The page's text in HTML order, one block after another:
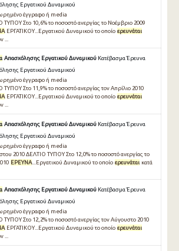
Εργατικού Δυναμικού
έγγραφο ή media
ΤΥΠΟΥ Στο 10,6% το ποσοστό ανεργίας το Νοέμβριο 2009
ΕΡΓΑΤΙΚΟΥ...Εργατικού Δυναμικού το οποίο ερευνάται
...
Απασχόλησης Εργατικού Δυναμικού Κατέβασμα Έρευνα
Εργατικού Δυναμικού
έγγραφο ή media
ΤΥΠΟΥ Στο 11,9% το ποσοστό ανεργίας τον Απρίλιο 2010
ΕΡΓΑΤΙΚΟΥ...Εργατικού Δυναμικού το οποίο ερευνάται
...
Απασχόλησης Εργατικού Δυναμικού Κατέβασμα Έρευνα
Εργατικού Δυναμικού
έγγραφο ή media
2010 ΔΕΛΤΙΟ ΤΥΠΟΥ Στο 12,0% το ποσοστό ανεργίας το
ΕΡΕΥΝΑ...Εργατικού Δυναμικού το οποίο ερευνάται κατά
Απασχόλησης Εργατικού Δυναμικού Κατέβασμα Έρευνα
Εργατικού Δυναμικού
έγγραφο ή media
ΤΥΠΟΥ Στο 12,2% το ποσοστό ανεργίας τον Αύγουστο 2010
ΕΡΓΑΤΙΚΟΥ...Εργατικού Δυναμικού το οποίο ερευνάται
...